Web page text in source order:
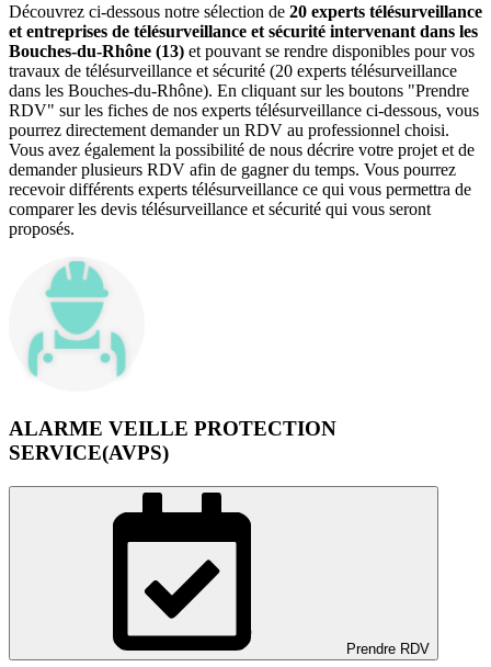
Découvrez ci-dessous notre sélection de 20 experts télésurveillance
et entreprises de télésurveillance et sécurité intervenant dans les
Bouches-du-Rhône (13) et pouvant se rendre disponibles pour vos
travaux de télésurveillance et sécurité (20 experts télésurveillance
dans les Bouches-du-Rhône). En cliquant sur les boutons "Prendre
RDV" sur les fiches de nos experts télésurveillance ci-dessous, vous
pourrez directement demander un RDV au professionnel choisi.
Vous avez également la possibilité de nous décrire votre projet et de
demander plusieurs RDV afin de gagner du temps. Vous pourrez
recevoir différents experts télésurveillance ce qui vous permettra de
comparer les devis télésurveillance et sécurité qui vous seront
proposés.
ALARME VEILLE PROTECTION
SERVICE(AVPS)
Prendre RDV